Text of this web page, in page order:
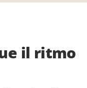
il ritmo